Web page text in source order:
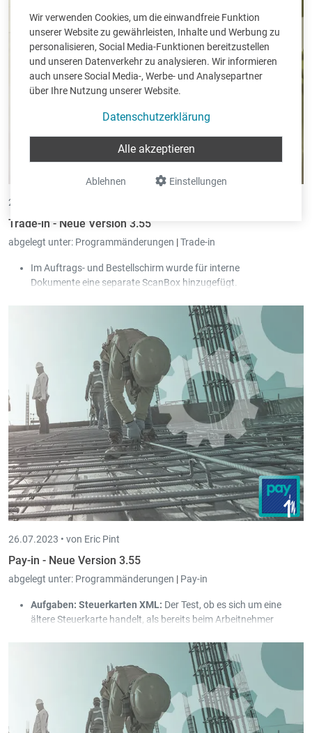
Wir verwenden Cookies, um die einwandfreie Funktion
unserer Website zu gewährleisten, Inhalte und Werbung zu
personalisieren, Social Media-Funktionen bereitzustellen
und unseren Datenverkehr zu analysieren. Wir informieren
auch unsere Social Media-, Werbe- und Analysepartner
über Ihre Nutzung unserer Website.
Datenschutzerklärung
Einstellungen
Ablehnen
Alle akzeptieren
26.07.2023 •
Trade-in - Neue Version 3.55
abgelegt unter: Programmänderungen |Trade-in
Im Auftrags- und Bestellschirm wurde für interne
Dokumente eine separate ScanBox hinzugefügt.
mittels "Referenz der Sammelfakturation" einzelne
Artikeleinträge gruppiert werden.
In den Artikelhauptgruppen oder Artikelgruppen können Artikel-
Pflichtfelder eingebeben werden, die im
Artikelstammschirm beim Speichern geprüft werden sollen.
Mit dem neuen "Peppol mit Vorschau"-Ausdruckziel wird vor
dem Peppolversand das Dokument auf dem Bildschirm
angezeigt.
26.07.2023 • von Eric Pint
Pay-in - Neue Version 3.55
abgelegt unter: Programmänderungen | Pay-in
Aufgaben: Steuerkarten XML: Der Test, ob es sich um eine
ältere Steuerkarte handelt, als bereits beim Arbeitnehmer
Von der Steuerkartennummer wird ab dem Datum hinter
dem "E" bis vor das "N" geprüft, ob die neue
Steuerkartennummer kleiner (älter) ist.
Wenn dieser Teil gleich ist, mit dem eingetragenen Wert
beim Arbeitnehmer, wird geprüft, ob das Gültig-Ab-Datum
in der XML-Datei größer (älter) ist als das Gültig-Ab-Datum